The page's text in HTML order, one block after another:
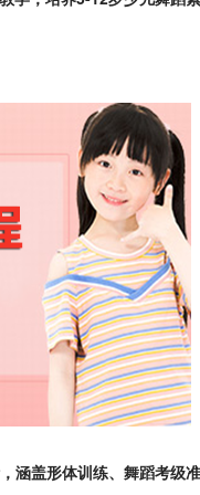
涵盖形体训练、舞蹈考